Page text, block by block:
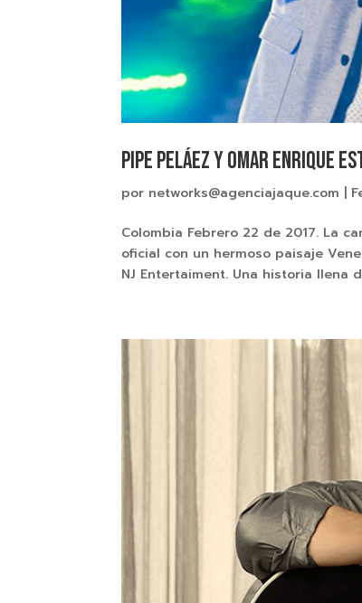
Pipe Peláez Y Omar Enrique
por networks@agenciajaque.com
Colombia Febrero 22 de 2017. La
oficial con un hermoso paisaje
NJ Entertaiment. Una historia llena